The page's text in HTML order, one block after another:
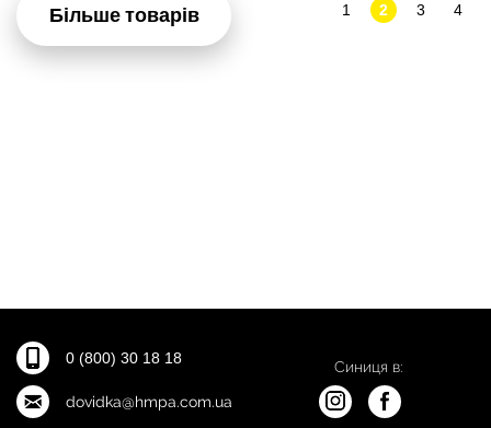
Більше товарів 1 2 3 4
0 (800) 30 18 18
dovidka@hmpa.com.ua
Синиця в: